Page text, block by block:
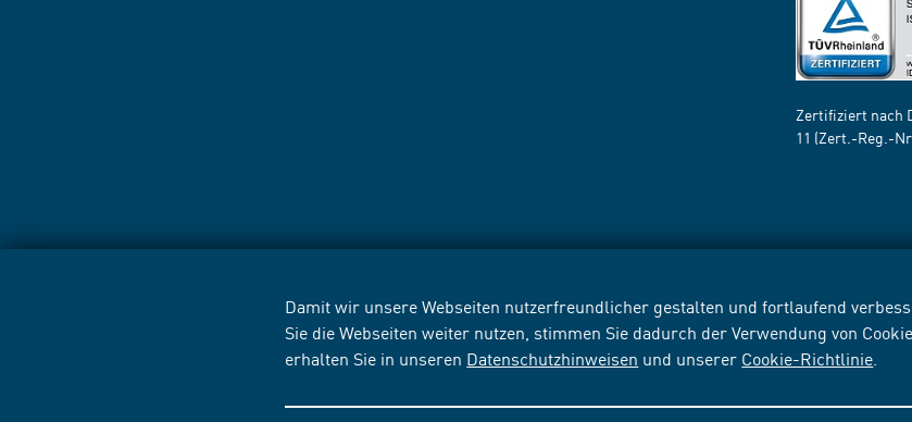
Damit wir unsere Webseiten nutzerfreundlicher gestalten und fortlaufend
Sie die Webseiten weiter nutzen, stimmen Sie dadurch der Verwendung von
erhalten Sie in unseren Datenschutzhinweisen und unserer Cookie-Richtlinie
Zertifiziert nach
11 (Zert.-Reg.-